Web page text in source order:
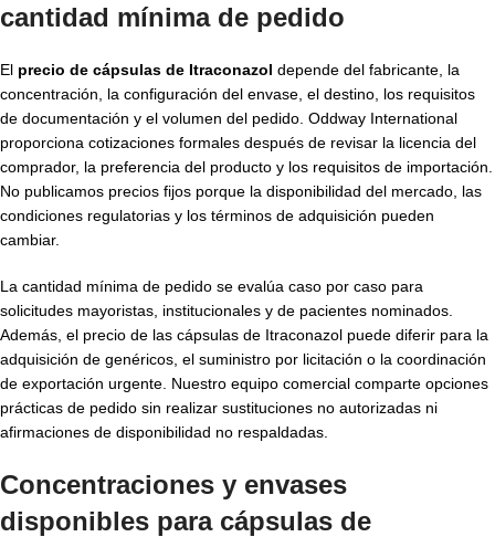
cantidad mínima de pedido
El precio de cápsulas de Itraconazol depende del fabricante, la
concentración, la configuración del envase, el destino, los requisitos
de documentación y el volumen del pedido. Oddway International
proporciona cotizaciones formales después de revisar la licencia del
comprador, la preferencia del producto y los requisitos de importación.
No publicamos precios fijos porque la disponibilidad del mercado, las
condiciones regulatorias y los términos de adquisición pueden
cambiar.
La cantidad mínima de pedido se evalúa caso por caso para
solicitudes mayoristas, institucionales y de pacientes nominados.
Además, el precio de las cápsulas de Itraconazol puede diferir para la
adquisición de genéricos, el suministro por licitación o la coordinación
de exportación urgente. Nuestro equipo comercial comparte opciones
prácticas de pedido sin realizar sustituciones no autorizadas ni
afirmaciones de disponibilidad no respaldadas.
Concentraciones y envases
disponibles para cápsulas de